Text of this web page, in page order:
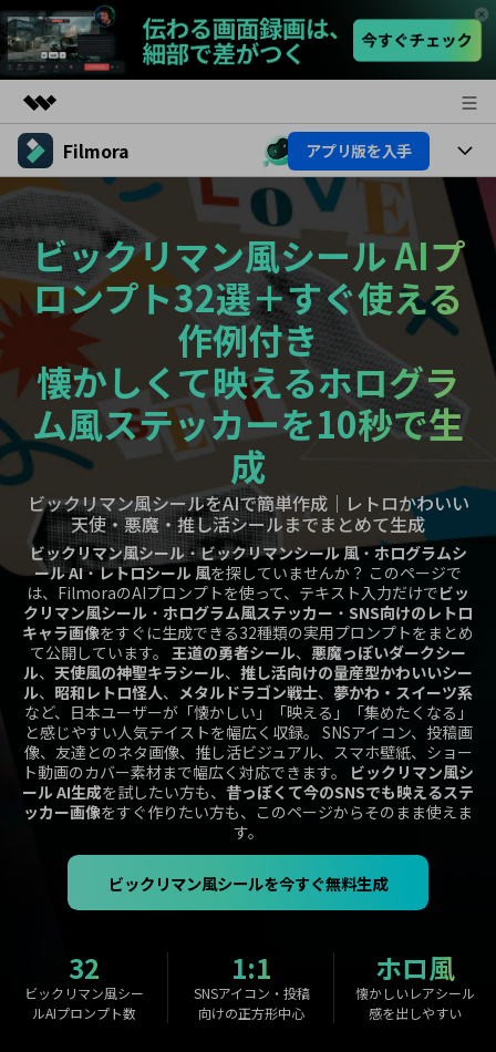
製品
AIGCサービス
ユーティリティ
法人・教育・パートナー
概要
ソリューション
企業情報
プラン＆価格
サポート
Filmora アプリ版を入手
製品
プラットフォーム
製品機能
AI機能
AI機能
AIヒント
活用法
Filmoraのユーザー層
ビデオソリューション
動画編集関連知識
動画編集のコツ
サポート
サポート
カスタマーサポート
ブランド紹介
購入する ログイン
検索
ビックリマン風シール AIプ
ロンプト32選＋すぐ使える
作例付き
懐かしくて映えるホログラ
ム風ステッカーを10秒で生
成
ビックリマン風シールをAIで簡単作成｜レトロかわいい
天使・悪魔・推し活シールまでまとめて生成
ビックリマン風シール・ビックリマンシール 風・ホログラムシ
ール AI・レトロシール 風を探していませんか？ このページで
は、FilmoraのAIプロンプトを使って、テキスト入力だけでビッ
クリマン風シール ・ ホログラム風ステッカー ・ SNS向けのレトロ
キャラ画像をすぐに生成できる32種類の実用プロンプトをまとめ
て公開しています。 王道の勇者シール、 悪魔っぽいダークシー
ル、 天使風の神聖キラシール、 推し活向けの量産型かわいいシー
ル、 昭和レトロ怪人、 メタルドラゴン戦士、 夢かわ・スイーツ系
など、日本ユーザーが「懐かしい」「映える」「集めたくなる」
と感じやすい人気テイストを幅広く収録。 SNSアイコン、投稿画
像、友達とのネタ画像、推し活ビジュアル、スマホ壁紙、ショー
ト動画のカバー素材まで幅広く対応できます。 ビックリマン風シ
ール AI生成を試したい方も、 昔っぽくて今のSNSでも映えるステ
ッカー画像をすぐ作りたい方も、このページからそのまま使えま
す。
ビックリマン風シールを今すぐ無料生成
32
ビックリマン風シー
ルAIプロンプト数
1:1
SNSアイコン・投稿
向けの正方形中心
ホロ風
懐かしいレアシール
感を出しやすい